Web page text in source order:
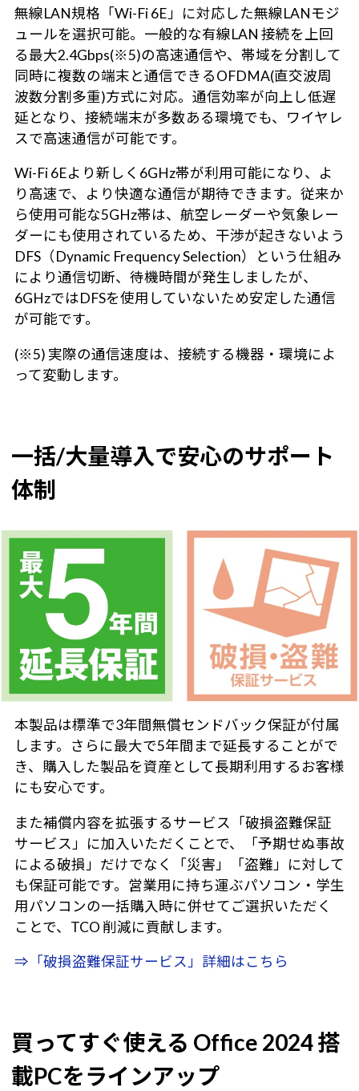
無線LAN規格「Wi-Fi 6E」に対応した無線LANモジ
ュールを選択可能。一般的な有線LAN 接続を上回
る最大2.4Gbps(※5)の高速通信や、帯域を分割して
同時に複数の端末と通信できるOFDMA(直交波周
波数分割多重)方式に対応。通信効率が向上し低遅
延となり、接続端末が多数ある環境でも、ワイヤレ
スで高速通信が可能です。
Wi-Fi 6Eより新しく6GHz帯が利用可能になり、よ
り高速で、より快適な通信が期待できます。従来か
ら使用可能な5GHz帯は、航空レーダーや気象レー
ダーにも使用されているため、干渉が起きないよう
DFS（Dynamic Frequency Selection）という仕組み
により通信切断、待機時間が発生しましたが、
6GHzではDFSを使用していないため安定した通信
が可能です。
(※5) 実際の通信速度は、接続する機器・環境によ
って変動します。
一括/大量導入で安心のサポート
体制
本製品は標準で3年間無償センドバック保証が付属
します。さらに最大で5年間まで延長することがで
き、購入した製品を資産として長期利用するお客様
にも安心です。
また補償内容を拡張するサービス「破損盗難保証
サービス」に加入いただくことで、「予期せぬ事故
による破損」だけでなく「災害」「盗難」に対して
も保証可能です。営業用に持ち運ぶパソコン・学生
用パソコンの一括購入時に併せてご選択いただく
ことで、TCO 削減に貢献します。
⇒「破損盗難保証サービス」詳細はこちら
買ってすぐ使える Office 2024 搭
載PCをラインアップ